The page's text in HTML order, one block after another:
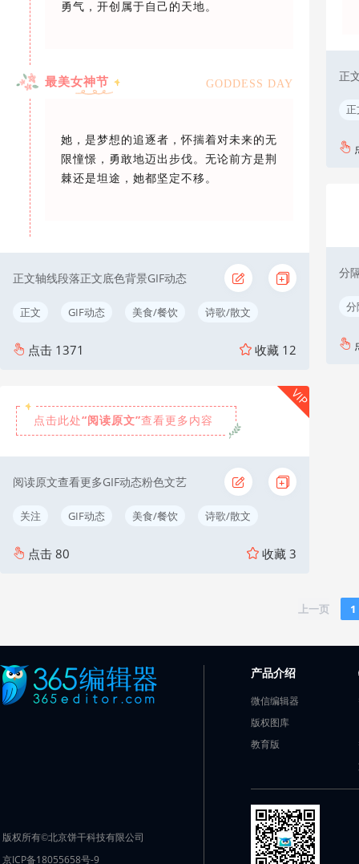
勇气，开创属于自己的天地。
最美女神节 GODDESS DAY
她，是梦想的追逐者，怀揣着对未来的无
限憧憬，勇敢地迈出步伐。无论前方是荆
棘还是坦途，她都坚定不移。
正文轴线段落正文底色背景GIF动态
正文 GIF动态 美食/餐饮 诗歌/散文
点击 1371 收藏 12
点击此处“阅读原文”查看更多内容
阅读原文查看更多GIF动态粉色文艺
关注 GIF动态 美食/餐饮 诗歌/散文
点击 80 收藏 3
VIP
正
正
分
分
上一页 1
版权所有©北京饼干科技有限公司
京ICP备18055658号-9
产品介绍
微信编辑器
版权图库
教育版